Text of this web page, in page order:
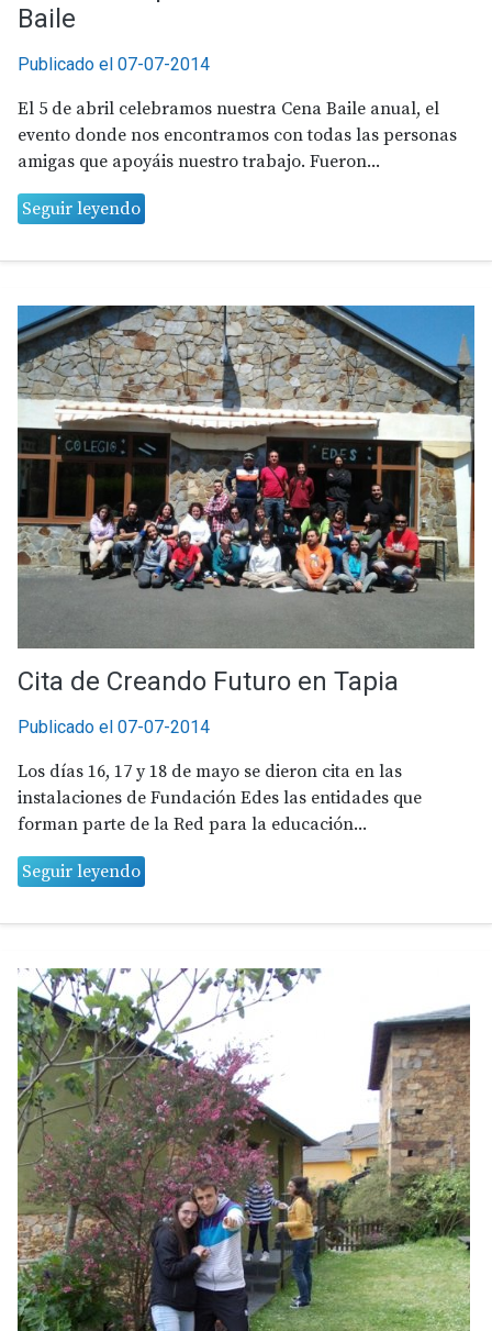
Baile
Publicado el 07-07-2014
El 5 de abril celebramos nuestra Cena Baile anual, el
evento donde nos encontramos con todas las personas
amigas que apoyáis nuestro trabajo. Fueron...
Seguir leyendo
Cita de Creando Futuro en Tapia
Publicado el 07-07-2014
Los días 16, 17 y 18 de mayo se dieron cita en las
instalaciones de Fundación Edes las entidades que
forman parte de la Red para la educación...
Seguir leyendo